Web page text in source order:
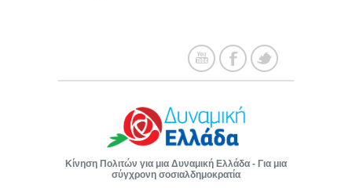
Κίνηση Πολιτών για μια Δυναμική Ελλάδα - Για μια
σύγχρονη σοσιαλδημοκρατία